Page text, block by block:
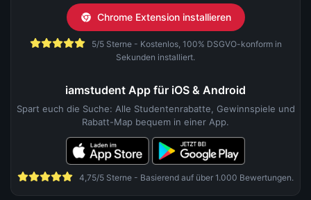
Chrome Extension installieren
5/5 Sterne - Kostenlos, 100% DSGVO-konform in
Sekunden installiert.
iamstudent App für iOS & Android
Spart euch die Suche: Alle Studentenrabatte, Gewinnspiele und
Rabatt-Map bequem in einer App.
4,75/5 Sterne - Basierend auf über 1.000 Bewertungen.